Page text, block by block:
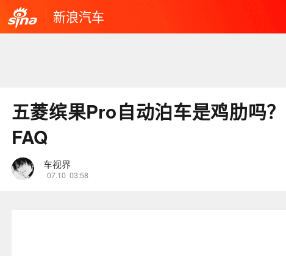
新浪汽车
五菱缤果Pro自动泊车是鸡肋吗
FAQ
车视界
07.10 03:58